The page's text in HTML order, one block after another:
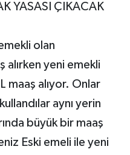
YASASI ÇIKACAK
olan
alırken yeni emekli
maaş alıyor. Onlar
aynı yerin
büyük bir maaş
Eski emeli ile yeni